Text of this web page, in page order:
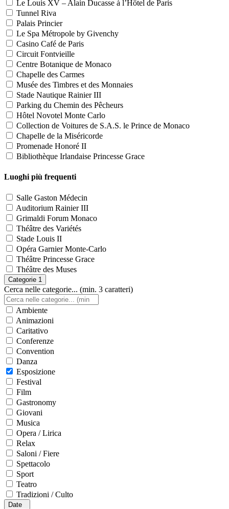
Le Louis XV – Alain Ducasse à l’Hôtel de Paris
Tunnel Riva
Palais Princier
Le Spa Métropole by Givenchy
Casino Café de Paris
Circuit Fontvieille
Centre Botanique de Monaco
Chapelle des Carmes
Musée des Timbres et des Monnaies
Stade Nautique Rainier III
Parking du Chemin des Pêcheurs
Hôtel Novotel Monte Carlo
Collection de Voitures de S.A.S. le Prince de Monaco
Chapelle de la Miséricorde
Promenade Honoré II
Bibliothèque Irlandaise Princesse Grace
Luoghi più frequenti
Salle Gaston Médecin
Auditorium Rainier III
Grimaldi Forum Monaco
Théâtre des Variétés
Stade Louis II
Opéra Garnier Monte-Carlo
Théâtre Princesse Grace
Théâtre des Muses
Categorie 1
Cerca nelle categorie... (min. 3 caratteri)
Ambiente
Animazioni
Caritativo
Conferenze
Convention
Danza
Esposizione
Festival
Film
Gastronomy
Giovani
Musica
Opera / Lirica
Relax
Saloni / Fiere
Spettacolo
Sport
Teatro
Tradizioni / Culto
Date